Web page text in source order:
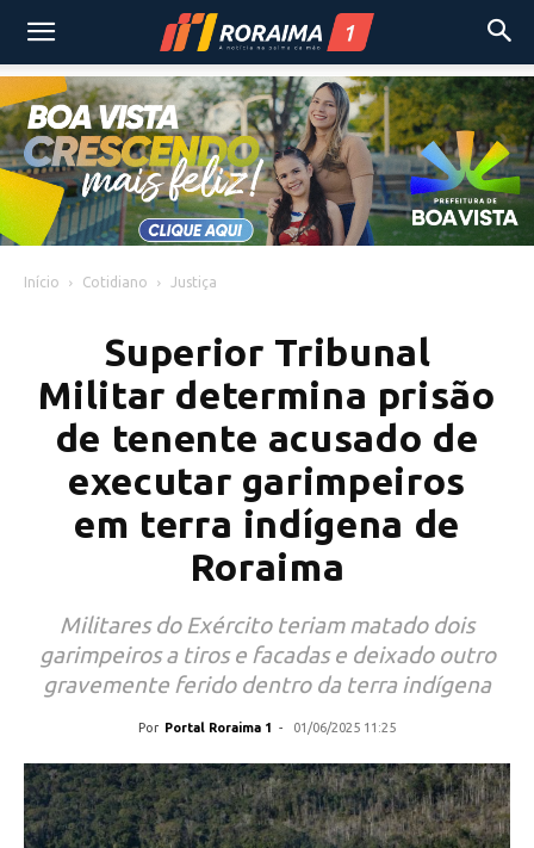
Início Cotidiano Justiça
Superior Tribunal
Militar determina prisão
de tenente acusado de
executar garimpeiros
em terra indígena de
Roraima
Militares do Exército teriam matado dois
garimpeiros a tiros e facadas e deixado outro
gravemente ferido dentro da terra indígena
Por Portal Roraima 1 - 01/06/2025 11:25